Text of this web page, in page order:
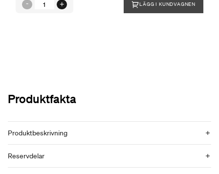
LÄGG I KUNDVAGNEN
Produktfakta
Produktbeskrivning
Reservdelar